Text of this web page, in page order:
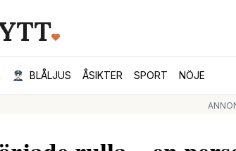
👮🏻‍♂️ BLÅLJUS ÅSIKTER SPORT NÖJE